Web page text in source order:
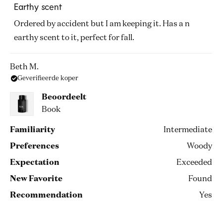
met
5
van
de
5
sterren
Earthy scent
Ordered by accident but I am keeping it. Has a n
earthy scent to it, perfect for fall.
Beth M.
Geverifieerde koper
Beoordeelt
Book
Familiarity Intermediate
Preferences Woody
Expectation Exceeded
New Favorite Found
Recommendation Yes